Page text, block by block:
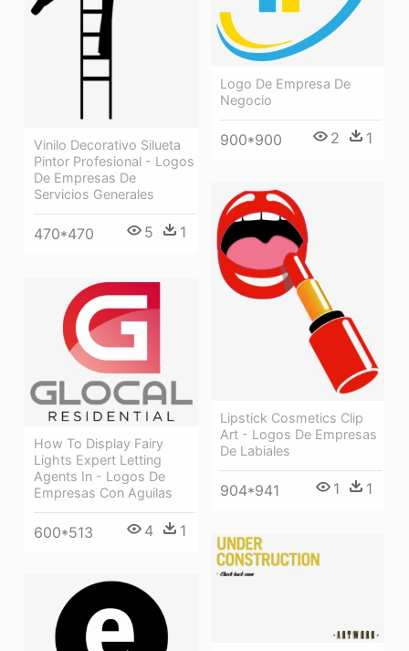
Vinilo Decorativo Silueta
Pintor Profesional - Logos
De Empresas De
Servicios Generales
470*470 5 1
Logo De Empresa De
Negocio
900*900 2 1
Lipstick Cosmetics Clip
Art - Logos De Empresas
De Labiales
904*941 1 1
How To Display Fairy
Lights Expert Letting
Agents In - Logos De
Empresas Con Aguilas
600*513 4 1